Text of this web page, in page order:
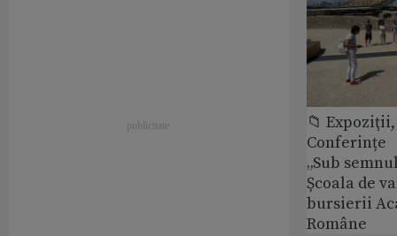
📁
Conferințe
„Sub
Școala de
bursierii
Române